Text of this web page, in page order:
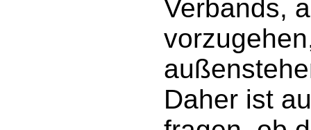
Verbands,
Daher ist